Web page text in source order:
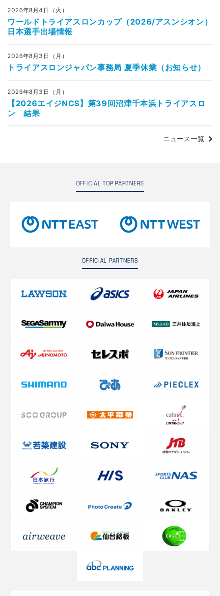
2026年8月4日（火）
ワールドトライアスロンカップ（2026/アスンシオン）
日本選手出場情報
2026年8月3日（月）
トライアスロンジャパン事務局 夏季休業（お知らせ）
2026年8月3日（月）
【2026エイジNCS】第39回沼津千本浜トライアスロ
ン 結果
ニュース一覧
OFFICIAL TOP PARTNERS
OFFICIAL PARTNERS